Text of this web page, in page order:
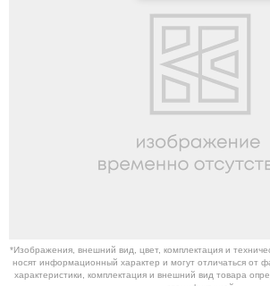
*Изображения, внешний вид, цвет, комплектация и
носят информационный характер и могут отличаться от
характеристики, комплектация и внешний вид товара